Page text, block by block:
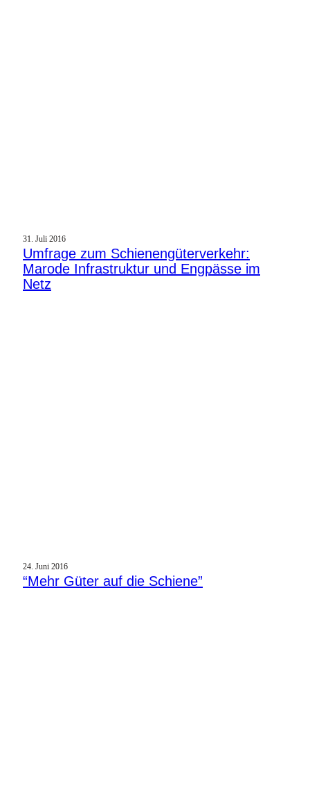
31. Juli 2016
Umfrage zum Schienengüterverkehr:
Marode Infrastruktur und Engpässe im
Netz
24. Juni 2016
“Mehr Güter auf die Schiene”